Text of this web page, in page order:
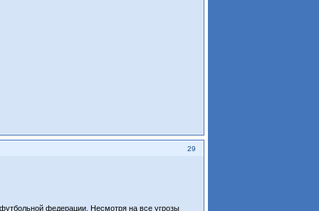
29
федерации. Несмотря на все угрозы